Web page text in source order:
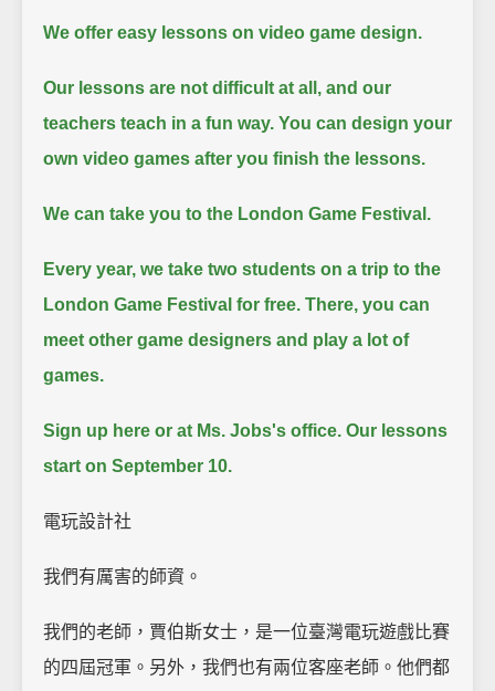
We offer easy lessons on video game design.
Our lessons are not difficult at all, and our
teachers teach in a fun way. You can design your
own video games after you finish the lessons.
We can take you to the London Game Festival.
Every year, we take two students on a trip to the
London Game Festival for free. There, you can
meet other game designers and play a lot of
games.
Sign up here or at Ms. Jobs's office. Our lessons
start on September 10.
電玩設計社
我們有厲害的師資。
我們的老師，賈伯斯女士，是一位臺灣電玩遊戲比賽
的四屆冠軍。另外，我們也有兩位客座老師。他們都